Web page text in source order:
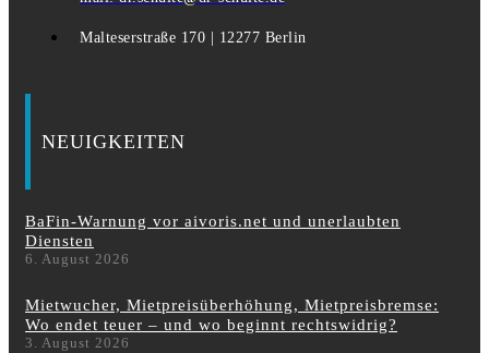
Malteserstraße 170 | 12277 Berlin
NEUIGKEITEN
BaFin-Warnung vor aivoris.net und unerlaubten
Diensten
6. August 2026
Mietwucher, Mietpreisüberhöhung, Mietpreisbremse:
Wo endet teuer – und wo beginnt rechtswidrig?
3. August 2026